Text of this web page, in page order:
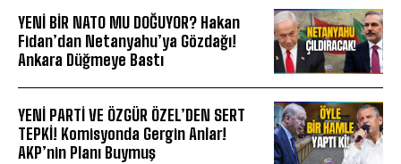
YENİ BİR NATO MU DOĞUYOR? Hakan
Fidan’dan Netanyahu’ya Gözdağı!
Ankara Düğmeye Bastı
YENİ PARTİ VE ÖZGÜR ÖZEL’DEN SERT
TEPKİ! Komisyonda Gergin Anlar!
AKP’nin Planı Buymuş